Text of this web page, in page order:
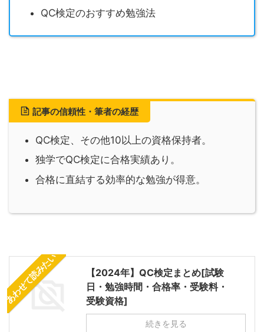
QC検定のおすすめ勉強法
記事の信頼性・筆者の経歴
QC検定、その他10以上の資格保持者。
独学でQC検定に合格実績あり。
合格に直結する効率的な勉強が得意。
あわせて読みたい
【2024年】QC検定まとめ[試験
日・勉強時間・合格率・受験料・
受験資格]
続きを見る